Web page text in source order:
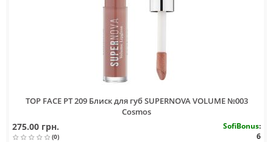
TOP FACE PT 209 Блиск для губ SUPERNOVA VOLUME №003
Cosmos
275.00 грн.
(0)
SofiBonus:
6